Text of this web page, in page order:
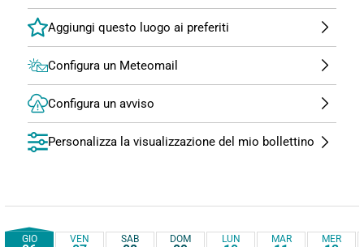
Configura un Meteomail
Configura un avviso
Personalizza la visualizzazione del mio bollettino
GIO VEN SAB DOM LUN MAR MER